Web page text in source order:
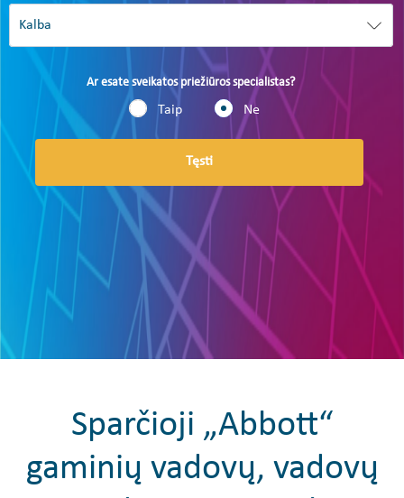
Ar esate sveikatos priežiūros specialistas?
Taip Ne
Tęsti
Sparčioji „Abbott“
gaminių vadovų, vadovų